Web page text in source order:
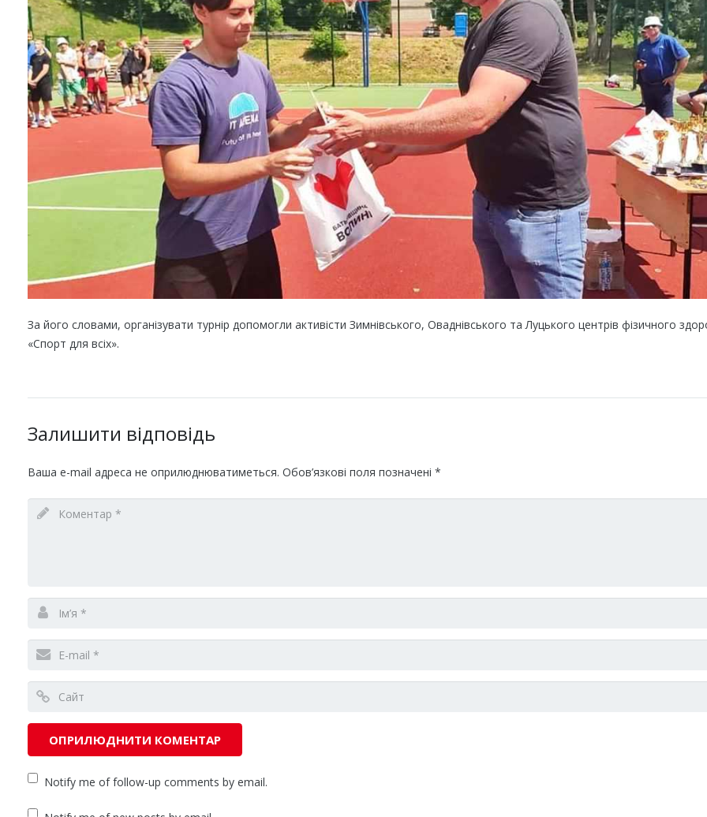
За його словами, організувати турнір допомогли активісти Зимнівського, Оваднівського та Луцького центрів фізичного
«Спорт для всіх».
Залишити відповідь
Ваша e-mail адреса не оприлюднюватиметься. Обов’язкові поля позначені *
Notify me of follow-up comments by email.